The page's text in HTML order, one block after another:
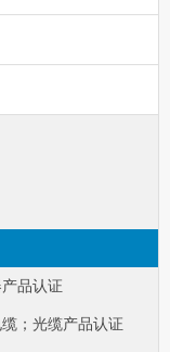
品认证
；光缆产品认证